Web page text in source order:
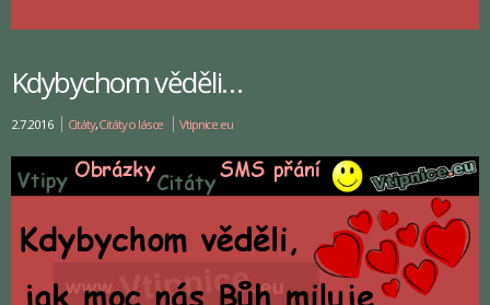
Kdybychom věděli…
2.7.2016 Citáty,Citáty o lásce Vtipnice.eu